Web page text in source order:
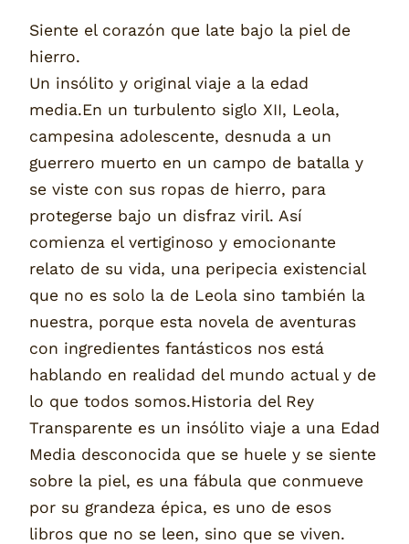
Siente el corazón que late bajo la piel de
hierro.
Un insólito y original viaje a la edad
media.En un turbulento siglo XII, Leola,
campesina adolescente, desnuda a un
guerrero muerto en un campo de batalla y
se viste con sus ropas de hierro, para
protegerse bajo un disfraz viril. Así
comienza el vertiginoso y emocionante
relato de su vida, una peripecia existencial
que no es solo la de Leola sino también la
nuestra, porque esta novela de aventuras
con ingredientes fantásticos nos está
hablando en realidad del mundo actual y de
lo que todos somos.Historia del Rey
Transparente es un insólito viaje a una Edad
Media desconocida que se huele y se siente
sobre la piel, es una fábula que conmueve
por su grandeza épica, es uno de esos
libros que no se leen, sino que se viven.